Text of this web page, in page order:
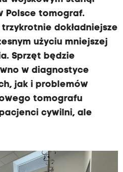
Polsce tomograf.
dokładniejsze
użyciu mniejszej
Sprzęt będzie
w diagnostyce
jak i problemów
tomografu
cywilni, ale